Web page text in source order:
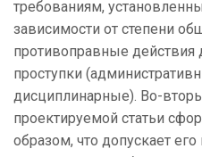
требованиям,
зависимости от степени
противоправные действия
проступки
дисциплинарные). Во-
проектируемой статьи
образом, что допускает